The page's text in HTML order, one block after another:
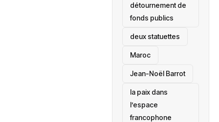
détournement de
fonds publics
deux statuettes
Maroc
Jean-Noël Barrot
la paix dans
l’espace
francophone